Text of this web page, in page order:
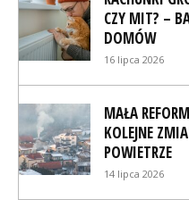
CZY MIT? –
DOMÓW
16 lipca 2026
MAŁA
KOLEJNE
POWIETRZE
14 lipca 2026